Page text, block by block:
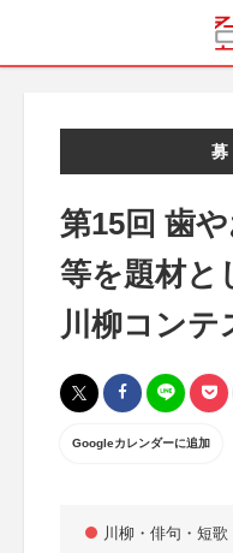
第15回 歯
等を題材と
川柳コンテ
Googleカレンダーに追加
川柳・俳句・短歌